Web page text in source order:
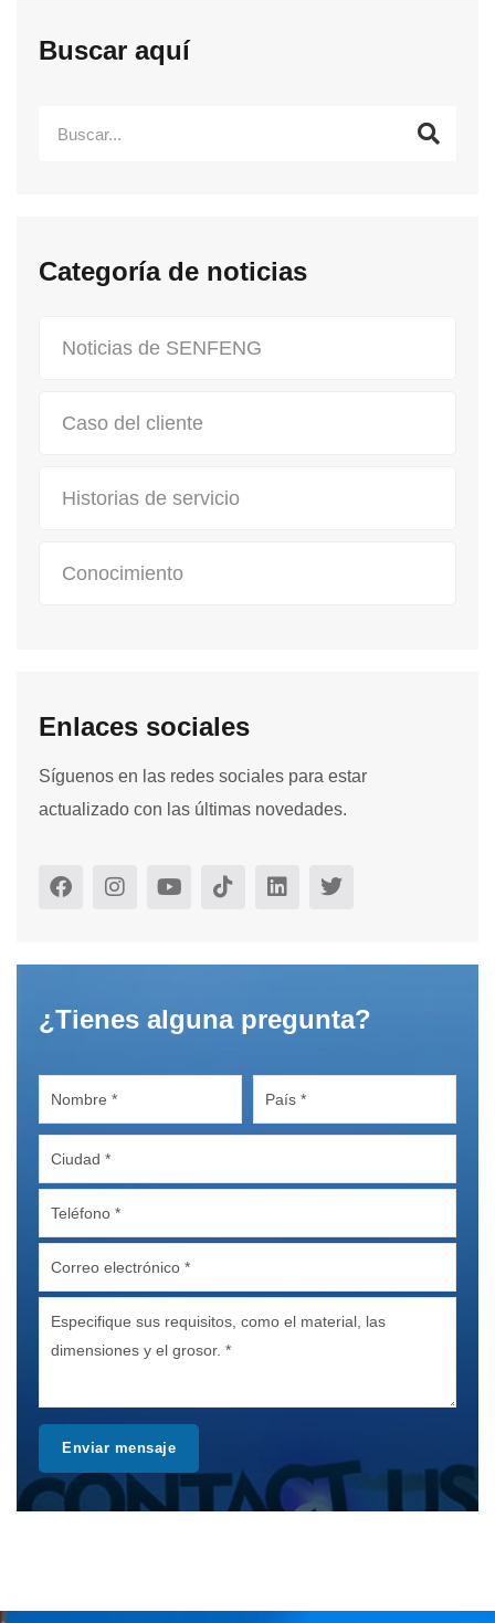
Buscar aquí
Categoría de noticias
Noticias de SENFENG
Caso del cliente
Historias de servicio
Conocimiento
Enlaces sociales
Síguenos en las redes sociales para estar
actualizado con las últimas novedades.
¿Tienes alguna pregunta?
Enviar mensaje